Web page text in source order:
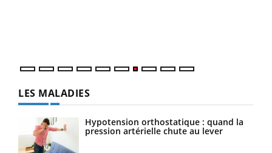
LES MALADIES
Hypotension orthostatique : quand la
pression artérielle chute au lever